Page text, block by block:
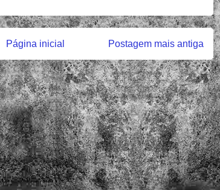
Postagem mais antiga
Página inicial